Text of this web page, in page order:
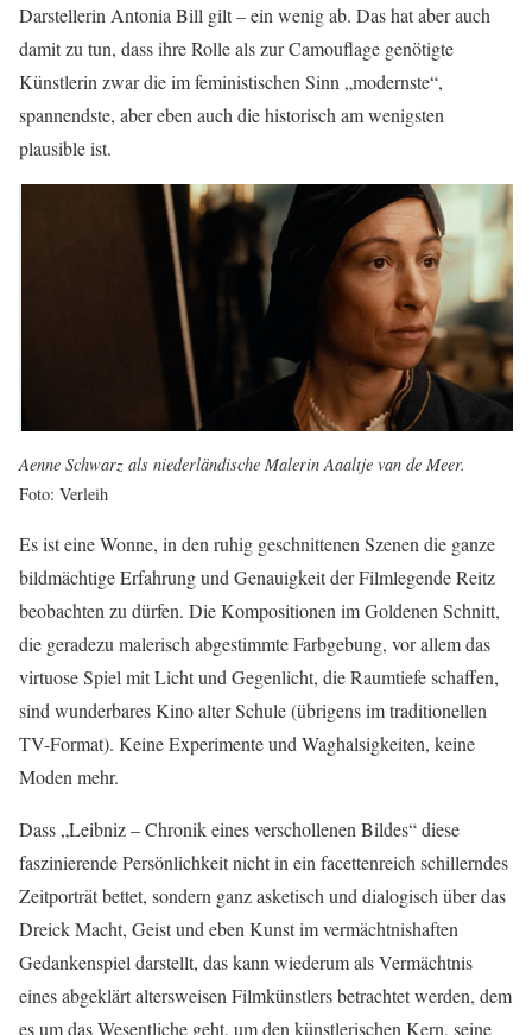
Darstellerin Antonia Bill gilt – ein wenig ab. Das hat aber auch
damit zu tun, dass ihre Rolle als zur Camouflage genötigte
Künstlerin zwar die im feministischen Sinn „modernste“,
spannendste, aber eben auch die historisch am wenigsten
plausible ist.
Aenne Schwarz als niederländische Malerin Aaaltje van de Meer.
Foto: Verleih
Es ist eine Wonne, in den ruhig geschnittenen Szenen die ganze
bildmächtige Erfahrung und Genauigkeit der Filmlegende Reitz
beobachten zu dürfen. Die Kompositionen im Goldenen Schnitt,
die geradezu malerisch abgestimmte Farbgebung, vor allem das
virtuose Spiel mit Licht und Gegenlicht, die Raumtiefe schaffen,
sind wunderbares Kino alter Schule (übrigens im traditionellen
TV-Format). Keine Experimente und Waghalsigkeiten, keine
Moden mehr.
Dass „Leibniz – Chronik eines verschollenen Bildes“ diese
faszinierende Persönlichkeit nicht in ein facettenreich schillerndes
Zeitporträt bettet, sondern ganz asketisch und dialogisch über das
Dreick Macht, Geist und eben Kunst im vermächtnishaften
Gedankenspiel darstellt, das kann wiederum als Vermächtnis
eines abgeklärt altersweisen Filmkünstlers betrachtet werden, dem
es um das Wesentliche geht, um den künstlerischen Kern, seine